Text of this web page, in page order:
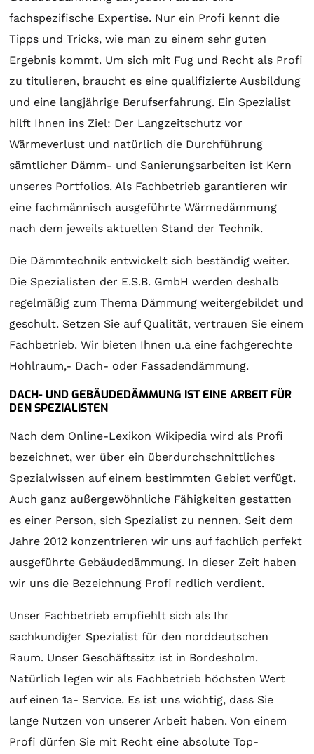
fachspezifische Expertise. Nur ein Profi kennt die
Tipps und Tricks, wie man zu einem sehr guten
Ergebnis kommt. Um sich mit Fug und Recht als Profi
zu titulieren, braucht es eine qualifizierte Ausbildung
und eine langjährige Berufserfahrung. Ein Spezialist
hilft Ihnen ins Ziel: Der Langzeitschutz vor
Wärmeverlust und natürlich die Durchführung
sämtlicher Dämm- und Sanierungsarbeiten ist Kern
unseres Portfolios. Als Fachbetrieb garantieren wir
eine fachmännisch ausgeführte Wärmedämmung
nach dem jeweils aktuellen Stand der Technik.
Die Dämmtechnik entwickelt sich beständig weiter.
Die Spezialisten der E.S.B. GmbH werden deshalb
regelmäßig zum Thema Dämmung weitergebildet und
geschult. Setzen Sie auf Qualität, vertrauen Sie einem
Fachbetrieb. Wir bieten Ihnen u.a eine fachgerechte
Hohlraum,- Dach- oder Fassadendämmung.
DACH- UND GEBÄUDEDÄMMUNG IST EINE ARBEIT FÜR
DEN SPEZIALISTEN
Nach dem Online-Lexikon Wikipedia wird als Profi
bezeichnet, wer über ein überdurchschnittliches
Spezialwissen auf einem bestimmten Gebiet verfügt.
Auch ganz außergewöhnliche Fähigkeiten gestatten
es einer Person, sich Spezialist zu nennen. Seit dem
Jahre 2012 konzentrieren wir uns auf fachlich perfekt
ausgeführte Gebäudedämmung. In dieser Zeit haben
wir uns die Bezeichnung Profi redlich verdient.
Unser Fachbetrieb empfiehlt sich als Ihr
sachkundiger Spezialist für den norddeutschen
Raum. Unser Geschäftssitz ist in Bordesholm.
Natürlich legen wir als Fachbetrieb höchsten Wert
auf einen 1a- Service. Es ist uns wichtig, dass Sie
lange Nutzen von unserer Arbeit haben. Von einem
Profi dürfen Sie mit Recht eine absolute Top-